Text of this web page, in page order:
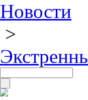
Новости
>